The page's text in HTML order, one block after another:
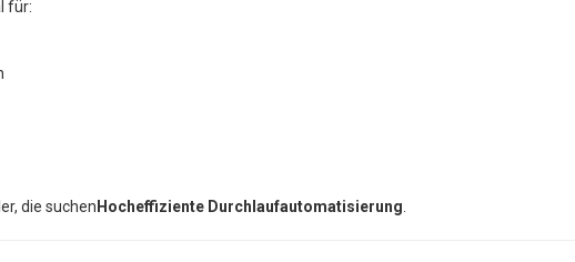
für:
die suchen Hocheffiziente Durchlaufautomatisierung.